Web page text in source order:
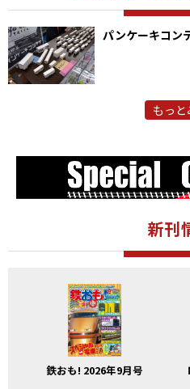
パンケーキコン
もっと
新刊
鉄おも! 2026年9月号